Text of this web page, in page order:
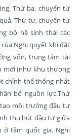
Thứ ba, chuyển từ
Thứ tư, chuyển từ
bộ hệ sinh thái các
Nghị quyết khi đặt
vốn, trung tâm tài
mới (như khu thương
chỉnh thể thống nhất
bổ nguồn lực.Thứ
môi trường đầu tư
thu hút đầu tư giữa
ở tầm quốc gia. Nghị